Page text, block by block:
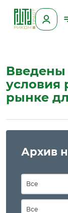
условия
рынке
Архив
Все
Все